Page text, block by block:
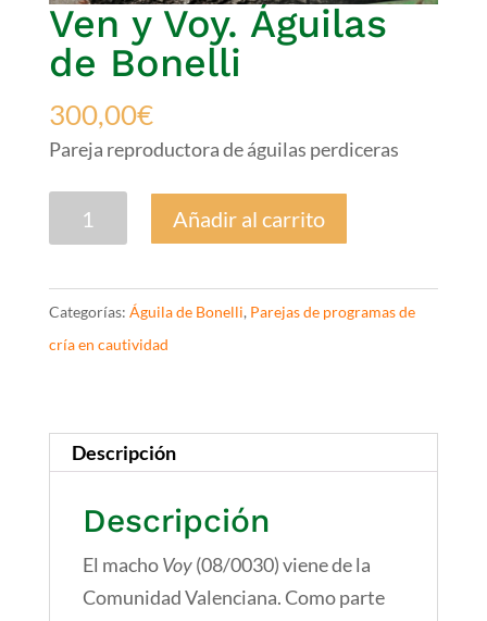
Ven y Voy. Águilas
de Bonelli
300,00€
Pareja reproductora de águilas perdiceras
y
Águilas
de
Añadir al carrito
Categorías: Águila de Bonelli, Parejas de programas de
cría en cautividad
Descripción
Descripción
El machoVoy(08/0030) viene de la
Comunidad Valenciana. Como parte